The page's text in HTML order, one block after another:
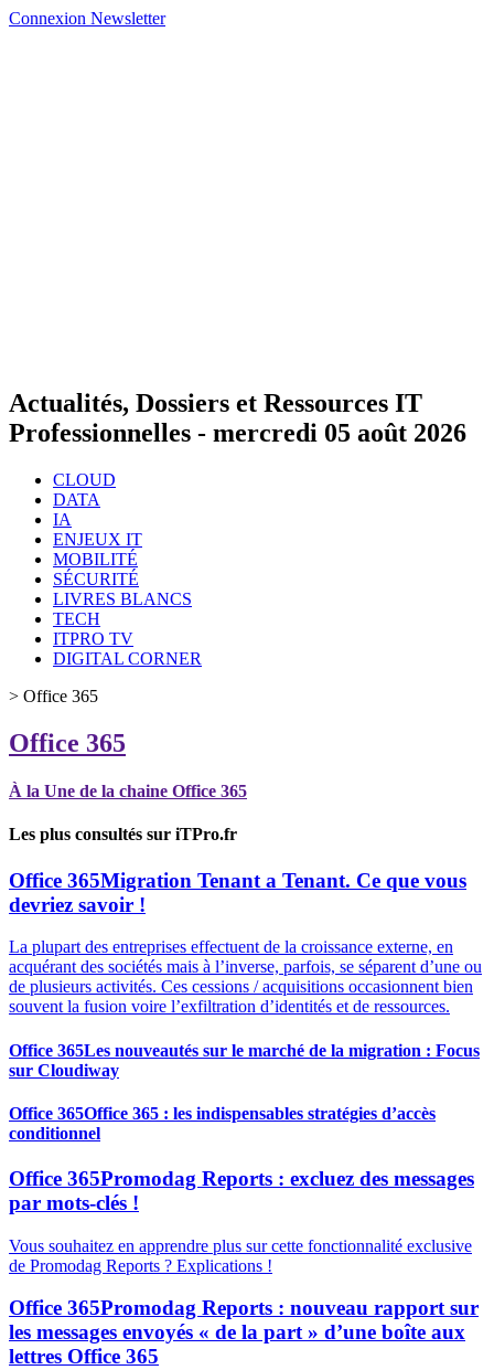
Connexion Newsletter
Actualités, Dossiers et Ressources IT
Professionnelles - mercredi 05 août 2026
CLOUD
DATA
IA
ENJEUX IT
MOBILITÉ
SÉCURITÉ
LIVRES BLANCS
TECH
ITPRO TV
DIGITAL CORNER
> Office 365
Office 365
À la Une de la chaine Office 365
Les plus consultés sur iTPro.fr
Office 365Migration Tenant a Tenant. Ce que vous
devriez savoir !
La plupart des entreprises effectuent de la croissance externe, en
acquérant des sociétés mais à l’inverse, parfois, se séparent d’une ou
de plusieurs activités. Ces cessions / acquisitions occasionnent bien
souvent la fusion voire l’exfiltration d’identités et de ressources.
Office 365Les nouveautés sur le marché de la migration : Focus
sur Cloudiway
Office 365Office 365 : les indispensables stratégies d’accès
conditionnel
Office 365Promodag Reports : excluez des messages
par mots-clés !
Vous souhaitez en apprendre plus sur cette fonctionnalité exclusive
de Promodag Reports ? Explications !
Office 365Promodag Reports : nouveau rapport sur
les messages envoyés « de la part » d’une boîte aux
lettres Office 365